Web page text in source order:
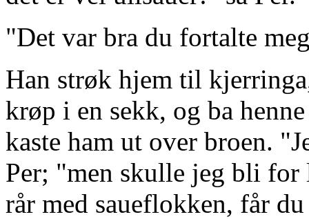
"Det var bra du fortalte
Han strøk hjem til
krøp i en sekk, og ba
kaste ham ut over broen.
Per; "men skulle jeg bli for
rår med saueflokken, får